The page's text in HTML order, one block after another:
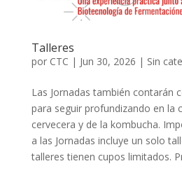
Talleres
por CTC | Jun 30, 2026 | Sin
Las Jornadas también contarán
para seguir profundizando en la
cervecera y de la kombucha.
a las Jornadas incluye un solo
talleres tienen cupos limitados.